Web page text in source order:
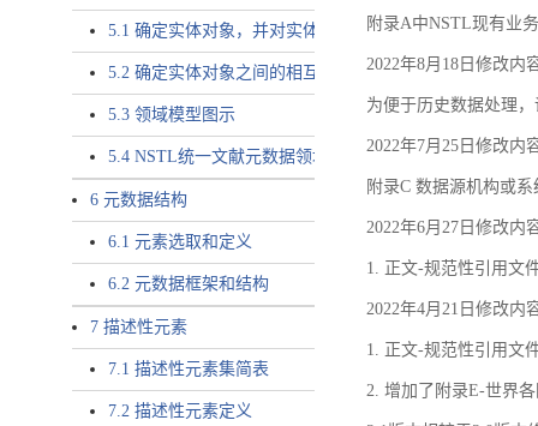
5.1 确定实体对象，并对实体对象命名
5.2 确定实体对象之间的相互关系，定义实体对象之间的
5.3 领域模型图示
5.4 NSTL统一文献元数据领域模型的验证
6 元数据结构
6.1 元素选取和定义
6.2 元数据框架和结构
7 描述性元素
7.1 描述性元素集简表
7.2 描述性元素定义
附录A中NSTL现有业
2022年8月18日修改内
为便于历史数据处理
2022年7月25日修改内
附录C 数据源机构或
2022年6月27日修改内
1. 正文-规范性引用文
2022年4月21日修改内
1. 正文-规范性引用文
2. 增加了附录E-世界